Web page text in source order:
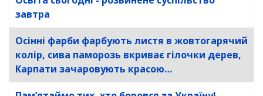
завтра
Осінні фарби фарбують листя в жовтогарячий
колір, сива паморозь вкриває гілочки дерев,
Карпати зачаровують красою…